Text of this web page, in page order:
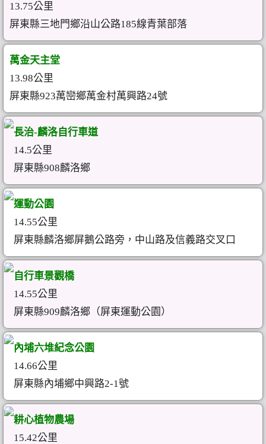
13.75公里
屏東縣三地門鄉沿山公路185線青葉部落
萬金天主堂
13.98公里
屏東縣923萬巒鄉萬金村萬興路24號
長治-麟洛自行車道
14.5公里
屏東縣908麟洛鄉
運動公園
14.55公里
屏東縣麟洛鄉屏鵝公路旁，中山路及信義路交叉口
自行車景觀橋
14.55公里
屏東縣909麟洛鄉（屏東運動公園）
內埔六堆紀念公園
14.66公里
屏東縣內埔鄉中興路2-1號
耕心植物農場
15.42公里